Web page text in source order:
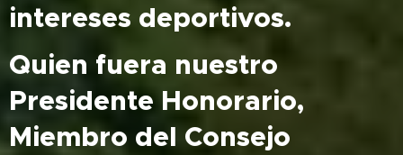
intereses deportivos.
Quien fuera nuestro
Presidente Honorario,
Miembro del Consejo